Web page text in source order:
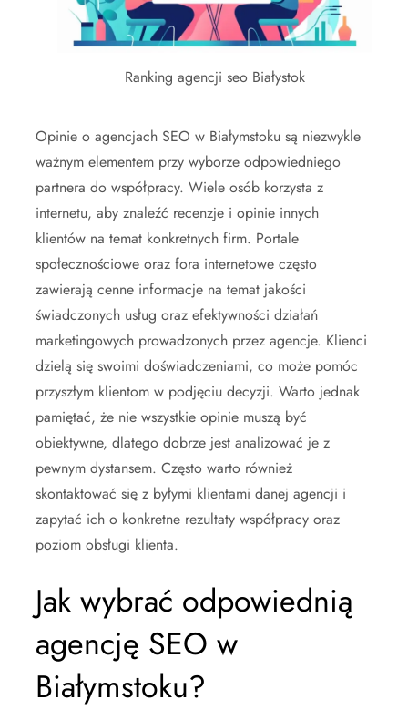
Ranking agencji seo Białystok
Opinie o agencjach SEO w Białymstoku są niezwykle
ważnym elementem przy wyborze odpowiedniego
partnera do współpracy. Wiele osób korzysta z
internetu, aby znaleźć recenzje i opinie innych
klientów na temat konkretnych firm. Portale
społecznościowe oraz fora internetowe często
zawierają cenne informacje na temat jakości
świadczonych usług oraz efektywności działań
marketingowych prowadzonych przez agencje. Klienci
dzielą się swoimi doświadczeniami, co może pomóc
przyszłym klientom w podjęciu decyzji. Warto jednak
pamiętać, że nie wszystkie opinie muszą być
obiektywne, dlatego dobrze jest analizować je z
pewnym dystansem. Często warto również
skontaktować się z byłymi klientami danej agencji i
zapytać ich o konkretne rezultaty współpracy oraz
poziom obsługi klienta.
Jak wybrać odpowiednią
agencję SEO w
Białymstoku?